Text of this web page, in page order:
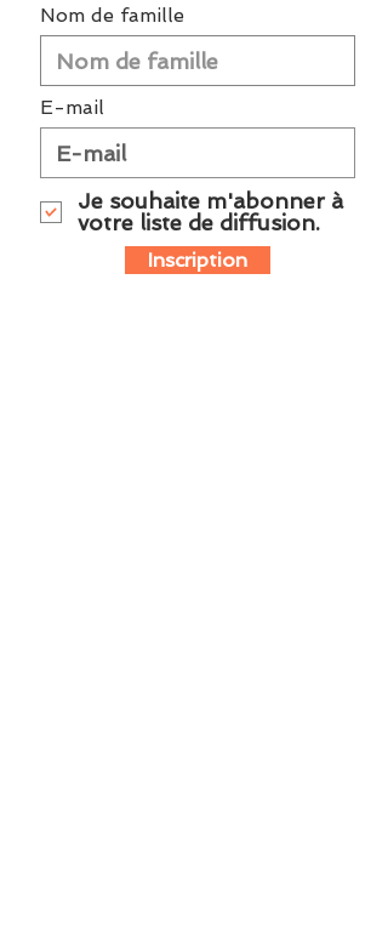
Nom de famille
E-mail
Je souhaite m'abonner à
votre liste de diffusion.
Inscription